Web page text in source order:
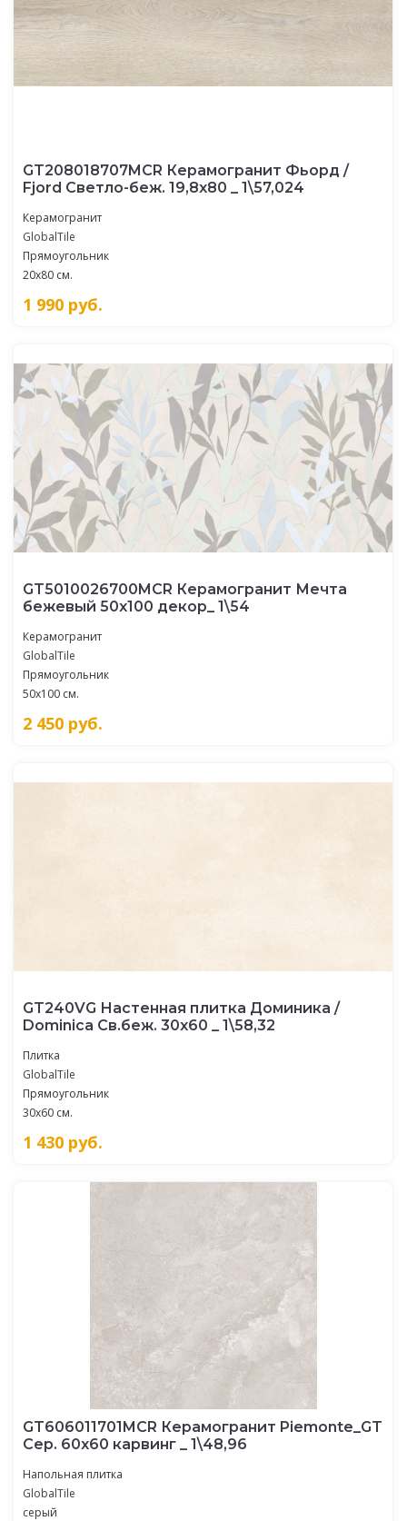
GT208018707MСR Керамогранит Фьорд /
Fjord Светло-беж. 19,8x80 _ 1\57,024
Керамогранит
GlobalTile
Прямоугольник
20x80 см.
1 990 руб.
GT5010026700MСR Керамогранит Мечта
бежевый 50x100 декор_ 1\54
Керамогранит
GlobalTile
Прямоугольник
50x100 см.
2 450 руб.
GT240VG Настенная плитка Доминика /
Dominica Св.беж. 30x60 _ 1\58,32
Плитка
GlobalTile
Прямоугольник
30x60 см.
1 430 руб.
GT606011701MCR Керамогранит Piemonte_GT
Сер. 60x60 карвинг _ 1\48,96
Напольная плитка
GlobalTile
серый